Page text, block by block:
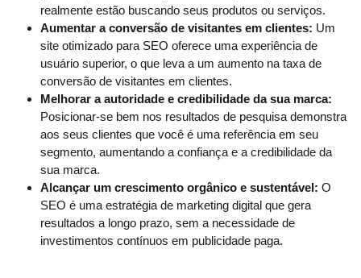
realmente estão buscando seus produtos ou serviços.
Aumentar a conversão de visitantes em clientes: Um
site otimizado para SEO oferece uma experiência de
usuário superior, o que leva a um aumento na taxa de
conversão de visitantes em clientes.
Melhorar a autoridade e credibilidade da sua marca:
Posicionar-se bem nos resultados de pesquisa demonstra
aos seus clientes que você é uma referência em seu
segmento, aumentando a confiança e a credibilidade da
sua marca.
Alcançar um crescimento orgânico e sustentável: O
SEO é uma estratégia de marketing digital que gera
resultados a longo prazo, sem a necessidade de
investimentos contínuos em publicidade paga.